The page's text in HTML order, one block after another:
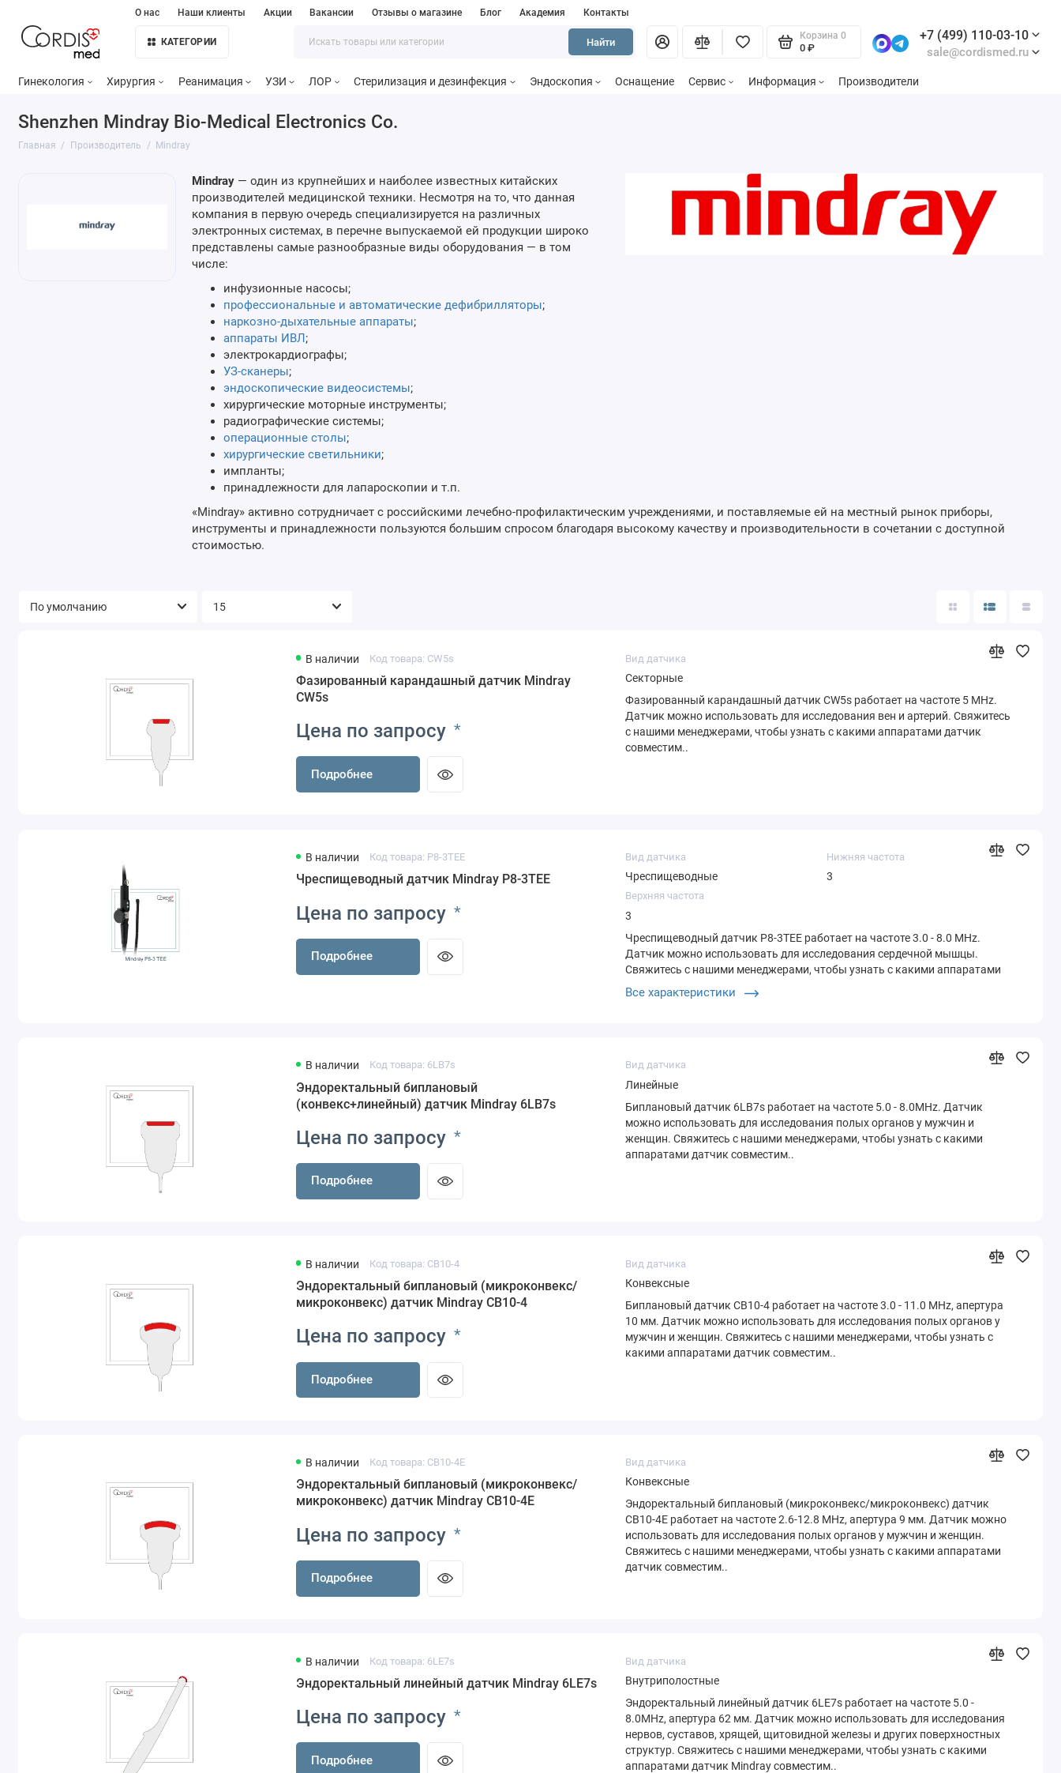
О нас Наши клиенты Акции Вакансии Отзывы о магазине Блог Академия Контакты
КАТЕГОРИИ Найти
Корзина 0
0 ₽
+7 (499) 110-03-10
sale@cordismed.ru
Гинекология Хирургия Реанимация УЗИ ЛОР Стерилизация и дезинфекция Эндоскопия Оснащение Сервис Информация Производители
Shenzhen Mindray Bio-Medical Electronics Co.
Главная Производитель Mindray
Mindray— один из крупнейших и наиболее известных китайских
производителей медицинской техники. Несмотря на то, что данная
компания в первую очередь специализируется на различных
электронных системах, в перечне выпускаемой ей продукции широко
представлены самые разнообразные виды оборудования — в том
числе:
инфузионные насосы;
профессиональные и автоматические дефибрилляторы;
наркозно-дыхательные аппараты;
аппараты ИВЛ;
электрокардиографы;
УЗ-сканеры;
эндоскопические видеосистемы;
хирургические моторные инструменты;
радиографические системы;
операционные столы;
хирургические светильники;
импланты;
принадлежности для лапароскопии и т.п.
«Mindray» активно сотрудничает с российскими лечебно-профилактическим учреждениями, и поставляемые ей на местный рынок приборы,
инструменты и принадлежности пользуются большим спросом благодаря высокому качеству и производительности в сочетании с доступной
стоимостью.
В наличии Код товара: CW5s
Фазированный карандашный датчик Mindray
CW5s
Цена по запросу *
Подробнее
Вид датчика
Секторные
Фазированный карандашный датчик CW5s работает на частоте 5 MHz.
Датчик можно использовать для исследования вен и артерий. Свяжитесь
с нашими менеджерами, чтобы узнать с какими аппаратами датчик
совместим..
В наличии Код товара: P8-3TEE
Чреспищеводный датчик Mindray P8-3TEE
Цена по запросу *
Подробнее
Вид датчика
Чреспищеводные
Нижняя частота
3
Верхняя частота
3
Чреспищеводный датчик P8-3TEE работает на частоте 3.0 - 8.0 MHz.
Датчик можно использовать для исследования сердечной мышцы.
Свяжитесь с нашими менеджерами, чтобы узнать с какими аппаратами
датчик совместим..
Все характеристики
В наличии Код товара: 6LB7s
Эндоректальный биплановый
(конвекс+линейный) датчик Mindray 6LB7s
Цена по запросу *
Подробнее
Вид датчика
Линейные
Биплановый датчик 6LB7s работает на частоте 5.0 - 8.0MHz. Датчик
можно использовать для исследования полых органов у мужчин и
женщин. Свяжитесь с нашими менеджерами, чтобы узнать с какими
аппаратами датчик совместим..
В наличии Код товара: CB10-4
Эндоректальный биплановый (микроконвекс/
микроконвекс) датчик Mindray CB10-4
Цена по запросу *
Подробнее
Вид датчика
Конвексные
Биплановый датчик CB10-4 работает на частоте 3.0 - 11.0 MHz, апертура
10 мм. Датчик можно использовать для исследования полых органов у
мужчин и женщин. Свяжитесь с нашими менеджерами, чтобы узнать с
какими аппаратами датчик совместим..
В наличии Код товара: CB10-4E
Эндоректальный биплановый (микроконвекс/
микроконвекс) датчик Mindray CB10-4E
Цена по запросу *
Подробнее
Вид датчика
Конвексные
Эндоректальный биплановый (микроконвекс/микроконвекс) датчик
CB10-4E работает на частоте 2.6-12.8 MHz, апертура 9 мм. Датчик можно
использовать для исследования полых органов у мужчин и женщин.
Свяжитесь с нашими менеджерами, чтобы узнать с какими аппаратами
датчик совместим..
В наличии Код товара: 6LE7s
Эндоректальный линейный датчик Mindray 6LE7s
Цена по запросу *
Подробнее
Вид датчика
Внутриполостные
Эндоректальный линейный датчик 6LE7s работает на частоте 5.0 -
8.0MHz, апертура 62 мм. Датчик можно использовать для исследования
нервов, суставов, хрящей, щитовидной железы и других поверхностных
структур. Свяжитесь с нашими менеджерами, чтобы узнать с какими
аппаратами датчик Mindray совместим..